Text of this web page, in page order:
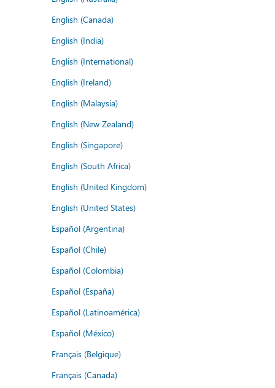
English (Canada)
English (India)
English (International)
English (Ireland)
English (Malaysia)
English (New Zealand)
English (Singapore)
English (South Africa)
English (United Kingdom)
English (United States)
Español (Argentina)
Español (Chile)
Español (Colombia)
Español (España)
Español (Latinoamérica)
Español (México)
Français (Belgique)
Français (Canada)